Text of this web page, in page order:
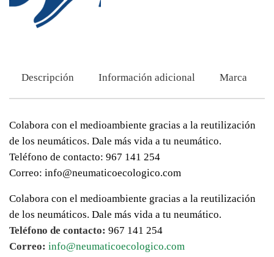
Descripción Información adicional Marca
Colabora con el medioambiente gracias a la reutilización
de los neumáticos. Dale más vida a tu neumático.
Teléfono de contacto: 967 141 254
Correo: info@neumaticoecologico.com
Colabora con el medioambiente gracias a la reutilización
de los neumáticos. Dale más vida a tu neumático.
Teléfono de contacto: 967 141 254
Correo: info@neumaticoecologico.com